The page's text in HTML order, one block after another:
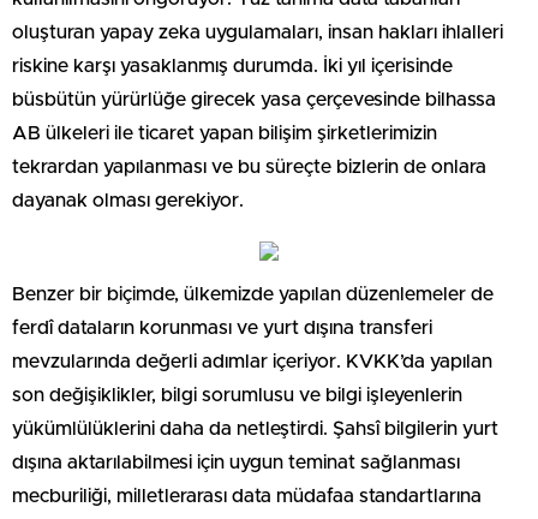
oluşturan yapay zeka uygulamaları, insan hakları ihlalleri
riskine karşı yasaklanmış durumda. İki yıl içerisinde
büsbütün yürürlüğe girecek yasa çerçevesinde bilhassa
AB ülkeleri ile ticaret yapan bilişim şirketlerimizin
tekrardan yapılanması ve bu süreçte bizlerin de onlara
dayanak olması gerekiyor.
Benzer bir biçimde, ülkemizde yapılan düzenlemeler de
ferdî dataların korunması ve yurt dışına transferi
mevzularında değerli adımlar içeriyor. KVKK’da yapılan
son değişiklikler, bilgi sorumlusu ve bilgi işleyenlerin
yükümlülüklerini daha da netleştirdi. Şahsî bilgilerin yurt
dışına aktarılabilmesi için uygun teminat sağlanması
mecburiliği, milletlerarası data müdafaa standartlarına